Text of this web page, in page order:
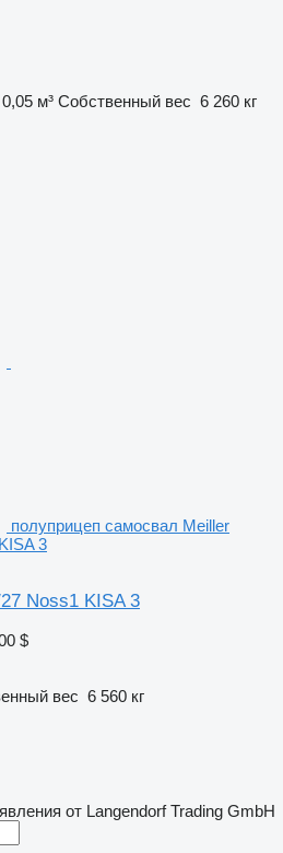
0,05 м³ Собственный вес 6 260 кг
полуприцеп самосвал Meiller
3
Noss1 KISA 3
$
вес 6 560 кг
от Langendorf Trading GmbH